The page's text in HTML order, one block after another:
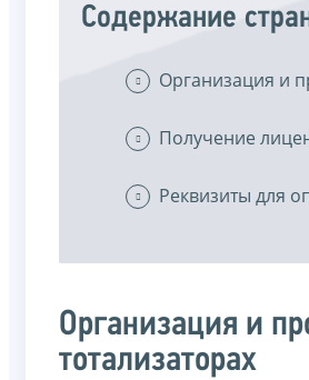
Содержание
Организация и
Получение
Реквизиты для
Организация и
тотализаторах